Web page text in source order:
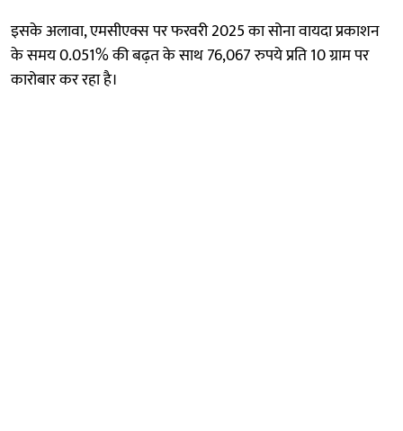
इसके अलावा, एमसीएक्स पर फरवरी 2025 का सोना वायदा प्रकाशन
के समय 0.051% की बढ़त के साथ 76,067 रुपये प्रति 10 ग्राम पर
कारोबार कर रहा है।